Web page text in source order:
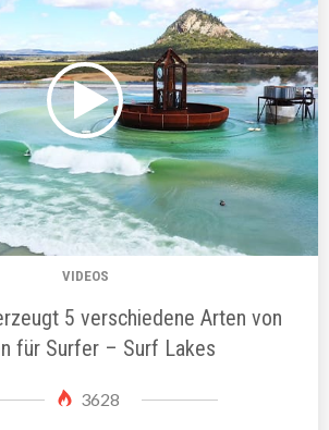
VIDEOS
5 verschiedene Arten von
für Surfer – Surf Lakes
3628